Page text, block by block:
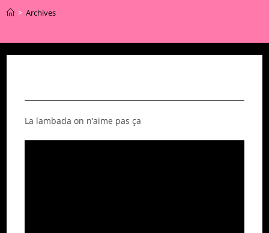
> Archives
La lambada on n’aime pas ça